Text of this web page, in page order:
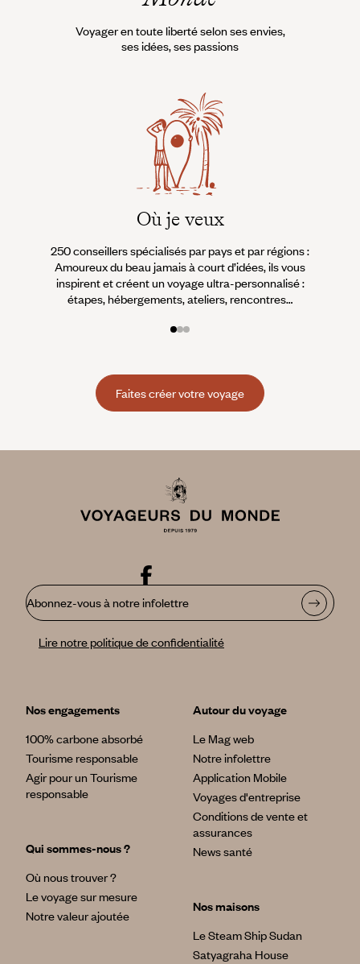
Voyager en toute liberté selon ses envies,
ses idées, ses passions
Où je veux
250 conseillers spécialisés par pays et par régions :
Amoureux du beau jamais à court d’idées, ils vous
inspirent et créent un voyage ultra-personnalisé :
étapes, hébergements, ateliers, rencontres…
Faites créer votre voyage
Abonnez-vous à notre infolettre
Lire notre politique de confidentialité
Nos engagements
100% carbone absorbé
Tourisme responsable
Agir pour un Tourisme
responsable
Qui sommes-nous ?
Où nous trouver ?
Le voyage sur mesure
Notre valeur ajoutée
Autour du voyage
Le Mag web
Notre infolettre
Application Mobile
Voyages d'entreprise
Conditions de vente et
assurances
News santé
Nos maisons
Le Steam Ship Sudan
Satyagraha House